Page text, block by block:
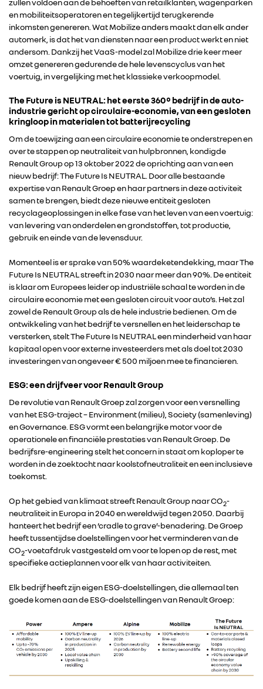
zullen voldoen aan de behoeften van retailklanten, wagenparken
en mobiliteitsoperatoren en tegelijkertijd terugkerende
inkomsten genereren. Wat Mobilize anders maakt dan elk ander
automerk, is dat het van diensten naar een product werkt en niet
andersom. Dankzij het VaaS-model zal Mobilize drie keer meer
omzet genereren gedurende de hele levenscyclus van het
voertuig, in vergelijking met het klassieke verkoopmodel.
The Future is NEUTRAL: het eerste 360° bedrijf in de auto-
industrie gericht op circulaire-economie, van een gesloten
kringloop in materialen tot batterijrecycling
Om de toewijzing aan een circulaire economie te onderstrepen en
over te stappen op neutraliteit van hulpbronnen, kondigde
Renault Group op 13 oktober 2022 de oprichting aan van een
nieuw bedrijf: The Future Is NEUTRAL. Door alle bestaande
expertise van Renault Groep en haar partners in deze activiteit
samen te brengen, biedt deze nieuwe entiteit gesloten
recyclageoplossingen in elke fase van het leven van een voertuig:
van levering van onderdelen en grondstoffen, tot productie,
gebruik en einde van de levensduur.
Momenteel is er sprake van 50% waardeketendekking, maar The
Future Is NEUTRAL streeft in 2030 naar meer dan 90%. De entiteit
is klaar om Europees leider op industriële schaal te worden in de
circulaire economie met een gesloten circuit voor auto’s. Het zal
zowel de Renault Group als de hele industrie bedienen. Om de
ontwikkeling van het bedrijf te versnellen en het leiderschap te
versterken, stelt The Future Is NEUTRAL een minderheid van haar
kapitaal open voor externe investeerders met als doel tot 2030
investeringen van ongeveer € 500 miljoen mee te financieren.
ESG: een drijfveer voor Renault Group
De revolutie van Renault Groep zal zorgen voor een versnelling
van het ESG-traject – Environment (milieu), Society (samenleving)
en Governance. ESG vormt een belangrijke motor voor de
operationele en financiële prestaties van Renault Groep. De
bedrijfsre-engineering stelt het concern in staat om koploper te
worden in de zoektocht naar koolstofneutraliteit en een inclusieve
toekomst.
Op het gebied van klimaat streeft Renault Group naar CO2-
neutraliteit in Europa in 2040 en wereldwijd tegen 2050. Daarbij
hanteert het bedrijf een ‘cradle to grave’-benadering. De Groep
heeft tussentijdse doelstellingen voor het verminderen van de
CO2-voetafdruk vastgesteld om voor te lopen op de rest, met
specifieke actieplannen voor elk van haar activiteiten.
Elk bedrijf heeft zijn eigen ESG-doelstellingen, die allemaal ten
goede komen aan de ESG-doelstellingen van Renault Groep: